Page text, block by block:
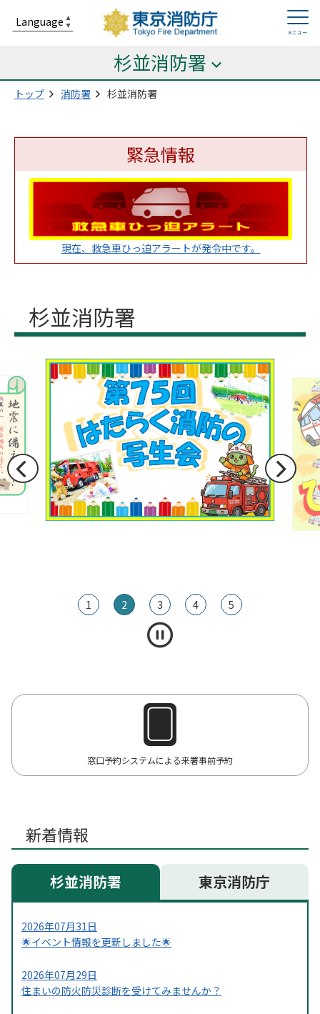
杉並消防署
トップ 消防署 杉並消防署
緊急情報
現在、救急車ひっ迫アラートが発令中です。
杉並消防署
1 2 3 4 5
窓口予約システムによる来署事前予約
新着情報
杉並消防署 東京消防庁
2026年07月31日
🌟イベント情報を更新しました🌟
2026年07月29日
住まいの防火防災診断を受けてみませんか？